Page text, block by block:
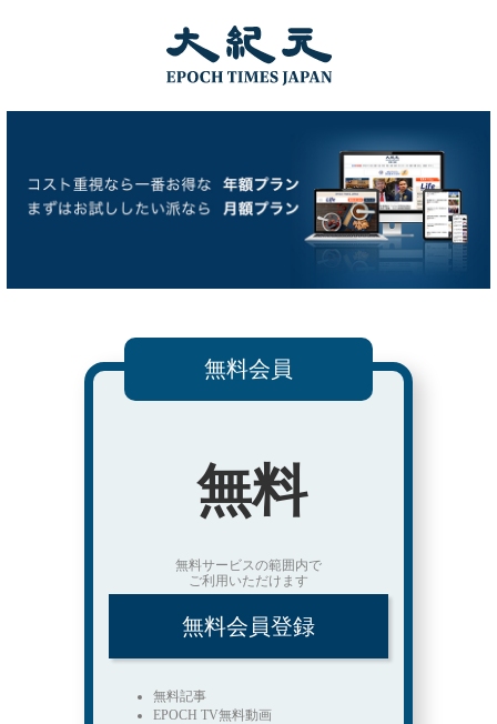
無料会員
無料
無料サービスの範囲内で
ご利用いただけます
無料会員登録
無料記事
EPOCH TV無料動画